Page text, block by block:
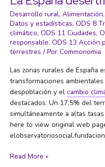
Desarrollo rural, Alimentación,
Datos y estadísticas, ODS 8
climático, ODS 11 Ciudades,
responsable, ODS 13 Acción
terrestres / Por Commonomia
Las zonas rurales de España
transformaciones
despoblación y el cambio
destacados. Un 17,5% del
simultáneamente a altas
here to view original web
La
Read More »